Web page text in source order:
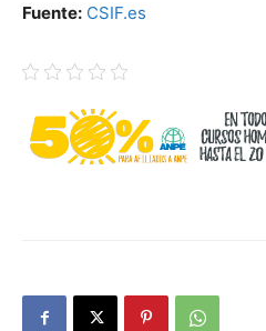
Fuente: CSIF.es